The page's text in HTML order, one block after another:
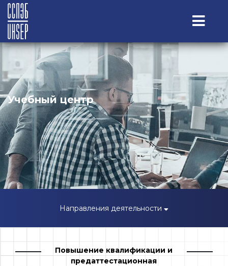
Учебный центр
Направления деятельности
Повышение квалификации и
предаттестационная